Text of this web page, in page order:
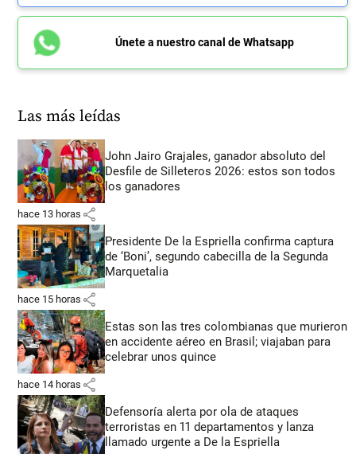
Únete a nuestro canal de Whatsapp
Las más leídas
John Jairo Grajales, ganador absoluto del
Desfile de Silleteros 2026: estos son todos
los ganadores
hace 13 horas share
Presidente De la Espriella confirma captura
de ‘Boni’, segundo cabecilla de la Segunda
Marquetalia
hace 15 horas share
Estas son las tres colombianas que murieron
en accidente aéreo en Brasil; viajaban para
celebrar unos quince
hace 14 horas share
Defensoría alerta por ola de ataques
terroristas en 11 departamentos y lanza
llamado urgente a De la Espriella